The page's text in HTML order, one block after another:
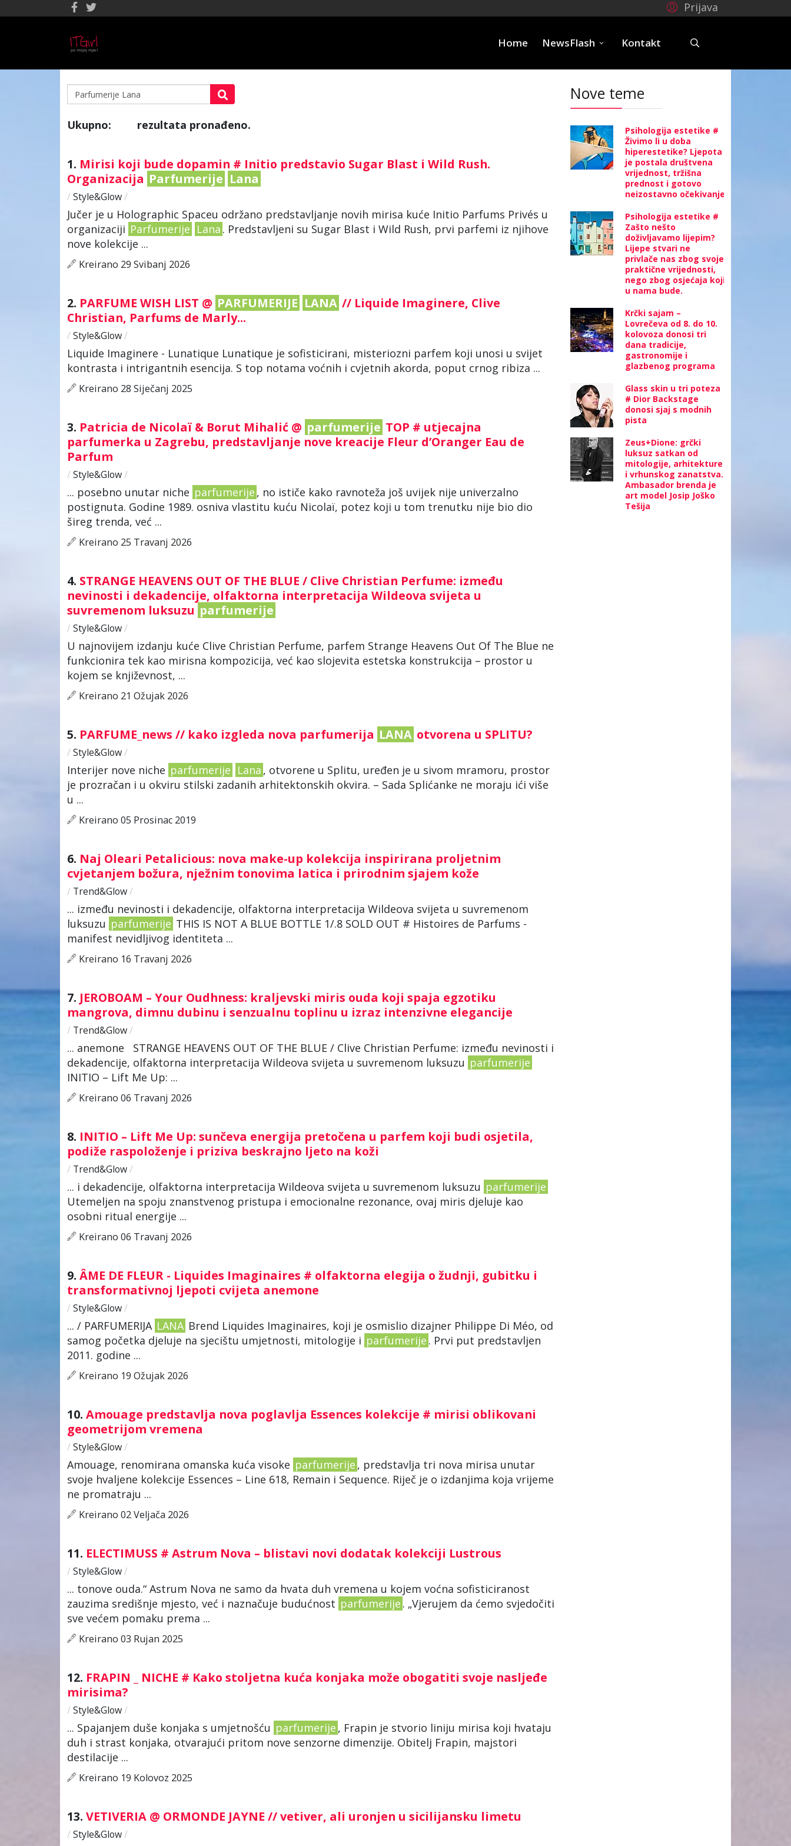
Prijava
Home NewsFlash Kontakt
Ukupno: rezultata pronađeno.
1. Mirisi koji bude dopamin # Initio predstavio Sugar Blast i Wild Rush.
Organizacija Parfumerije Lana
/ Style&Glow/
Jučer je u Holographic Spaceu održano predstavljanje novih mirisa kuće Initio Parfums Privés u
organizaciji Parfumerije Lana . Predstavljeni su Sugar Blast i Wild Rush, prvi parfemi iz njihove
nove kolekcije ...
Kreirano 29 Svibanj 2026
2. PARFUME WISH LIST @ PARFUMERIJE LANA // Liquide Imaginere, Clive
Christian, Parfums de Marly...
/ Style&Glow/
Liquide Imaginere - Lunatique Lunatique je sofisticirani, misteriozni parfem koji unosi u svijet
kontrasta i intrigantnih esencija. S top notama voćnih i cvjetnih akorda, poput crnog ribiza ...
Kreirano 28 Siječanj 2025
3. Patricia de Nicolaï & Borut Mihalić @ parfumerije TOP # utjecajna
parfumerka u Zagrebu, predstavljanje nove kreacije Fleur d’Oranger Eau de
Parfum
/ Style&Glow/
... posebno unutar niche parfumerije , no ističe kako ravnoteža još uvijek nije univerzalno
postignuta. Godine 1989. osniva vlastitu kuću Nicolaï, potez koji u tom trenutku nije bio dio
šireg trenda, već ...
Kreirano 25 Travanj 2026
4. STRANGE HEAVENS OUT OF THE BLUE / Clive Christian Perfume: između
nevinosti i dekadencije, olfaktorna interpretacija Wildeova svijeta u
suvremenom luksuzu parfumerije
/ Style&Glow/
U najnovijem izdanju kuće Clive Christian Perfume, parfem Strange Heavens Out Of The Blue ne
funkcionira tek kao mirisna kompozicija, već kao slojevita estetska konstrukcija – prostor u
kojem se književnost, ...
Kreirano 21 Ožujak 2026
5. PARFUME_news // kako izgleda nova parfumerija LANA otvorena u SPLITU?
/ Style&Glow/
Interijer nove niche parfumerije Lana , otvorene u Splitu, uređen je u sivom mramoru, prostor
je prozračan i u okviru stilski zadanih arhitektonskih okvira. – Sada Splićanke ne moraju ići više
u ...
Kreirano 05 Prosinac 2019
6. Naj Oleari Petalicious: nova make-up kolekcija inspirirana proljetnim
cvjetanjem božura, nježnim tonovima latica i prirodnim sjajem kože
/ Trend&Glow/
... između nevinosti i dekadencije, olfaktorna interpretacija Wildeova svijeta u suvremenom
luksuzu parfumerije THIS IS NOT A BLUE BOTTLE 1/.8 SOLD OUT # Histoires de Parfums -
manifest nevidljivog identiteta ...
Kreirano 16 Travanj 2026
7. JEROBOAM – Your Oudhness: kraljevski miris ouda koji spaja egzotiku
mangrova, dimnu dubinu i senzualnu toplinu u izraz intenzivne elegancije
/ Trend&Glow/
... anemone STRANGE HEAVENS OUT OF THE BLUE / Clive Christian Perfume: između nevinosti i
dekadencije, olfaktorna interpretacija Wildeova svijeta u suvremenom luksuzu parfumerije
INITIO – Lift Me Up: ...
Kreirano 06 Travanj 2026
8. INITIO – Lift Me Up: sunčeva energija pretočena u parfem koji budi osjetila,
podiže raspoloženje i priziva beskrajno ljeto na koži
/ Trend&Glow/
... i dekadencije, olfaktorna interpretacija Wildeova svijeta u suvremenom luksuzu parfumerije
Utemeljen na spoju znanstvenog pristupa i emocionalne rezonance, ovaj miris djeluje kao
osobni ritual energije ...
Kreirano 06 Travanj 2026
9. ÂME DE FLEUR - Liquides Imaginaires # olfaktorna elegija o žudnji, gubitku i
transformativnoj ljepoti cvijeta anemone
/ Style&Glow/
... / PARFUMERIJA LANA Brend Liquides Imaginaires, koji je osmislio dizajner Philippe Di Méo, od
samog početka djeluje na sjecištu umjetnosti, mitologije i parfumerije . Prvi put predstavljen
2011. godine ...
Kreirano 19 Ožujak 2026
10. Amouage predstavlja nova poglavlja Essences kolekcije # mirisi oblikovani
geometrijom vremena
/ Style&Glow/
Amouage, renomirana omanska kuća visoke parfumerije , predstavlja tri nova mirisa unutar
svoje hvaljene kolekcije Essences – Line 618, Remain i Sequence. Riječ je o izdanjima koja vrijeme
ne promatraju ...
Kreirano 02 Veljača 2026
11. ELECTIMUSS # Astrum Nova – blistavi novi dodatak kolekciji Lustrous
/ Style&Glow/
... tonove ouda.“ Astrum Nova ne samo da hvata duh vremena u kojem voćna sofisticiranost
zauzima središnje mjesto, već i naznačuje budućnost parfumerije . „Vjerujem da ćemo svjedočiti
sve većem pomaku prema ...
Kreirano 03 Rujan 2025
12. FRAPIN _ NICHE # Kako stoljetna kuća konjaka može obogatiti svoje nasljeđe
mirisima?
/ Style&Glow/
... Spajanjem duše konjaka s umjetnošću parfumerije , Frapin je stvorio liniju mirisa koji hvataju
duh i strast konjaka, otvarajući pritom nove senzorne dimenzije. Obitelj Frapin, majstori
destilacije ...
Kreirano 19 Kolovoz 2025
13. VETIVERIA @ ORMONDE JAYNE // vetiver, ali uronjen u sicilijansku limetu
/ Style&Glow/
Nove teme
Psihologija estetike #
Živimo li u doba
hiperestetike? Ljepota
je postala društvena
vrijednost, tržišna
prednost i gotovo
neizostavno očekivanje
Psihologija estetike #
Zašto nešto
doživljavamo lijepim?
Lijepe stvari ne
privlače nas zbog svoje
praktične vrijednosti,
nego zbog osjećaja koji
u nama bude.
Krčki sajam –
Lovrečeva od 8. do 10.
kolovoza donosi tri
dana tradicije,
gastronomije i
glazbenog programa
Glass skin u tri poteza
# Dior Backstage
donosi sjaj s modnih
pista
Zeus+Dione: grčki
luksuz satkan od
mitologije, arhitekture
i vrhunskog zanatstva.
Ambasador brenda je
art model Josip Joško
Tešija